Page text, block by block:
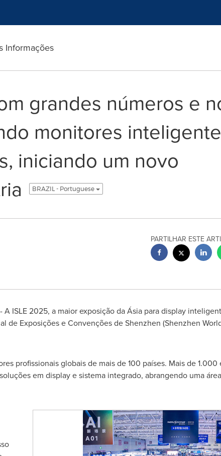
Informações
grandes números e
monitores
iniciando um novo
BRAZIL - Portuguese
PARTILHAR ESTE
ISLE 2025, a maior exposição da Ásia para display
de Exposições e Convenções deShenzhen (Shenzhen
profissionais globais de mais de 100 países. Mais de1.000
em display e sistema integrado, abrangendo uma